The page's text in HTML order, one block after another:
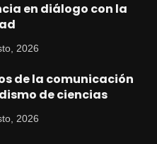
en diálogo con la
2026
de la comunicación
de ciencias
2026